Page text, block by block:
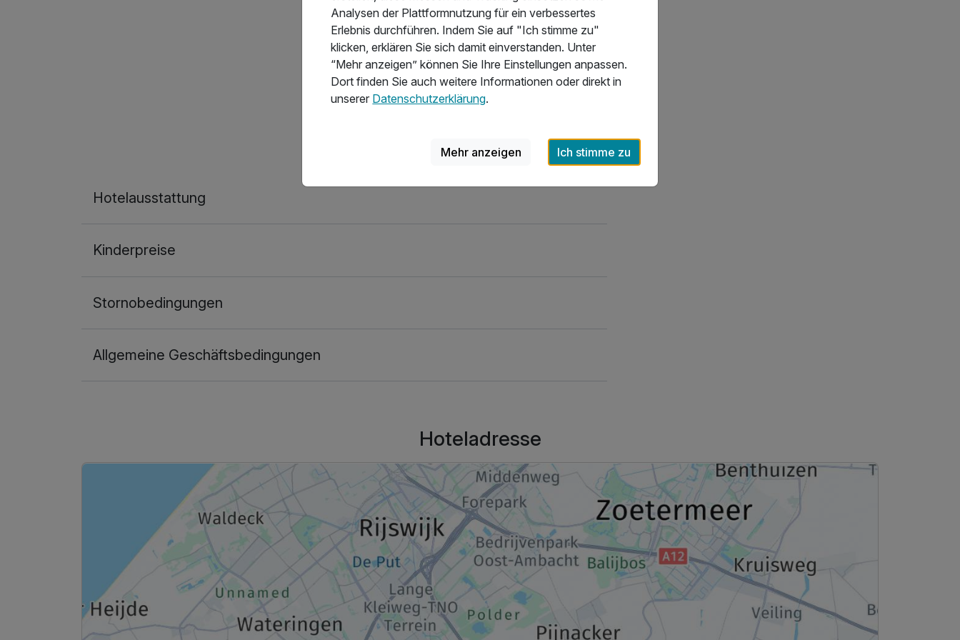
Delft ist vor allem für seine Delfter blaue
Keramik bekannt. Die Stadt ist auch der
Geburtsort von Johannes Vermeer, dem
berühmten Maler des "Mädchens mit dem
Perlenohrring". Doch Delft hat mehr zu bieten
charmante Stadt voller Kanäle, historischer
Denkmäler und mittelalterlicher Architektur.
Hotelausstattung
Kinderpreise
Stornobedingungen
Allgemeine Geschäftsbedingungen
Hoteladresse
Analysen der Plattformnutzung für ein verbessertes
Erlebnis durchführen. Indem Sie auf "Ich stimme zu"
klicken, erklären Sie sich damit einverstanden. Unter
“Mehr anzeigen” können Sie Ihre Einstellungen anpassen.
Dort finden Sie auch weitere Informationen oder direkt in
unserer Datenschutzerklärung.
Mehr anzeigen Ich stimme zu